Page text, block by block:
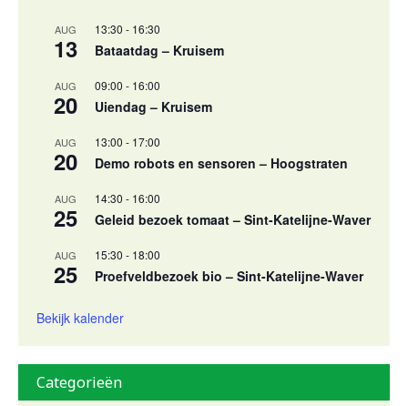
AUG
13
13:30 - 16:30
Bataatdag – Kruisem
AUG
20
09:00 - 16:00
Uiendag – Kruisem
AUG
20
13:00 - 17:00
Demo robots en sensoren – Hoogstraten
AUG
25
14:30 - 16:00
Geleid bezoek tomaat – Sint-Katelijne-Waver
AUG
25
15:30 - 18:00
Proefveldbezoek bio – Sint-Katelijne-Waver
Bekijk kalender
Categorieën